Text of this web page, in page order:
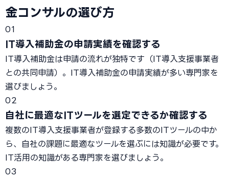
金コンサルの選び方
01
IT導入補助金の申請実績を確認する
IT導入補助金は申請の流れが独特です（IT導入支援事業者
との共同申請）。IT導入補助金の申請実績が多い専門家を
選びましょう。
02
自社に最適なITツールを選定できるか確認する
複数のIT導入支援事業者が登録する多数のITツールの中か
ら、自社の課題に最適なツールを選ぶには知識が必要です。
IT活用の知識がある専門家を選びましょう。
03